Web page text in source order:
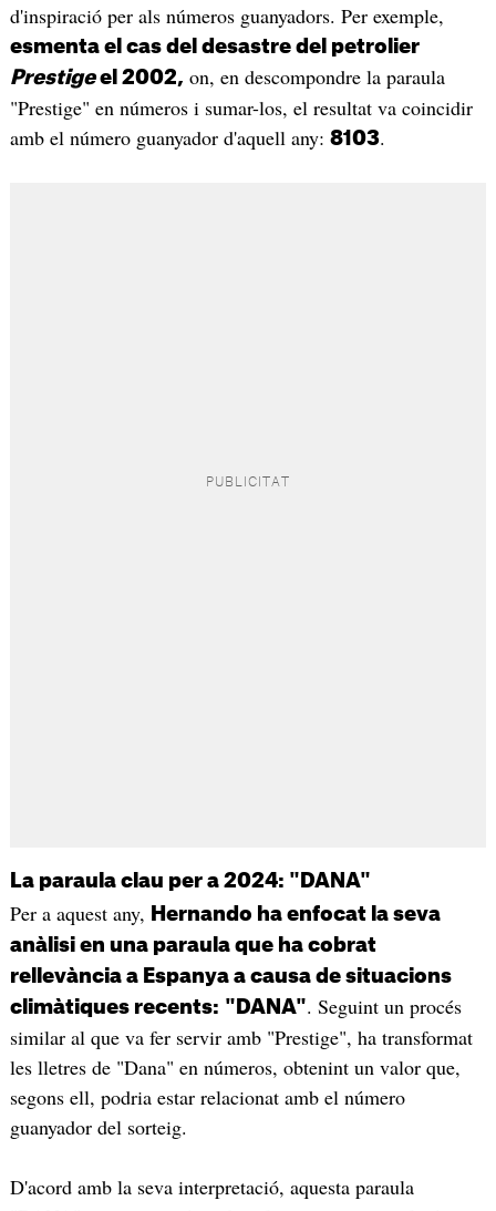
d'inspiració per als números guanyadors. Per exemple,
esmenta el cas del desastre del petrolier
Prestigeel 2002, on, en descompondre la paraula
"Prestige" en números i sumar-los, el resultat va coincidir
amb el número guanyador d'aquell any: 8103.
La paraula clau per a 2024: "DANA"
Per a aquest any, Hernando ha enfocat la seva
anàlisi en una paraula que ha cobrat
rellevància a Espanya a causa de situacions
climàtiques recents: "DANA". Seguint un procés
similar al que va fer servir amb "Prestige", ha transformat
les lletres de "Dana" en números, obtenint un valor que,
segons ell, podria estar relacionat amb el número
guanyador del sorteig.
D'acord amb la seva interpretació, aquesta paraula